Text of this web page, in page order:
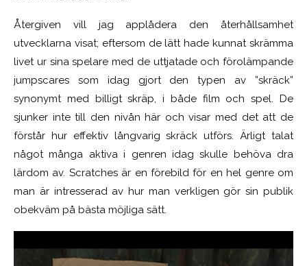
Återgiven vill jag applådera den återhållsamhet
utvecklarna visat; eftersom de lätt hade kunnat skrämma
livet ur sina spelare med de uttjatade och förolämpande
jumpscares som idag gjort den typen av ”skräck”
synonymt med billigt skräp, i både film och spel. De
sjunker inte till den nivån här och visar med det att de
förstår hur effektiv långvarig skräck utförs. Ärligt talat
något många aktiva i genren idag skulle behöva dra
lärdom av. Scratches är en förebild för en hel genre om
man är intresserad av hur man verkligen gör sin publik
obekväm på bästa möjliga sätt.